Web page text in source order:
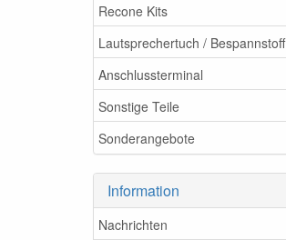
Recone Kits
Lautsprechertuch / Bespannstoff
Anschlussterminal
Sonstige Teile
Sonderangebote
Information
Nachrichten